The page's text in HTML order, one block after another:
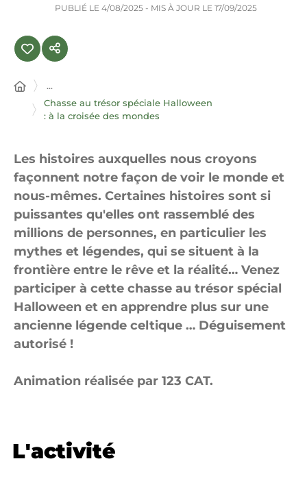
PUBLIÉ LE 4/08/2025 - MIS À JOUR LE 17/09/2025
...
Chasse au trésor spéciale Halloween
: à la croisée des mondes
Les histoires auxquelles nous croyons
façonnent notre façon de voir le monde et
nous-mêmes. Certaines histoires sont si
puissantes qu'elles ont rassemblé des
millions de personnes, en particulier les
mythes et légendes, qui se situent à la
frontière entre le rêve et la réalité… Venez
participer à cette chasse au trésor spécial
Halloween et en apprendre plus sur une
ancienne légende celtique … Déguisement
autorisé !
Animation réalisée par 123 CAT.
L'activité